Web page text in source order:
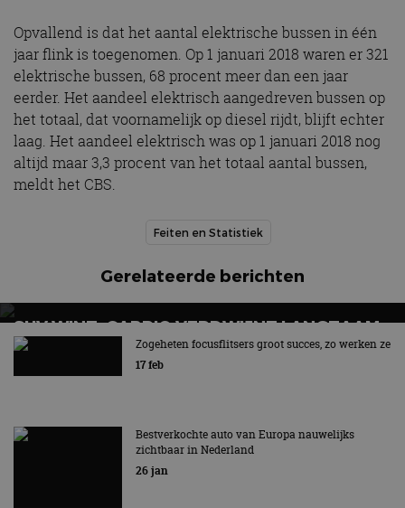
Opvallend is dat het aantal elektrische bussen in één
jaar flink is toegenomen. Op 1 januari 2018 waren er 321
elektrische bussen, 68 procent meer dan een jaar
eerder. Het aandeel elektrisch aangedreven bussen op
het totaal, dat voornamelijk op diesel rijdt, blijft echter
laag. Het aandeel elektrisch was op 1 januari 2018 nog
altijd maar 3,3 procent van het totaal aantal bussen,
meldt het CBS.
Feiten en Statistiek
Gerelateerde berichten
SUV WINT, CABRIO VERDWIJNT LANGZAAM
UIT BEELD
Hét symbool van vrijheid en rijplezier verdwijnt
Zogeheten focusflitsers groot succes, zo werken ze
17 feb
Bestverkochte auto van Europa nauwelijks
zichtbaar in Nederland
26 jan